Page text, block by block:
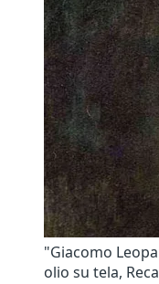
"Giacomo
olio su tela,